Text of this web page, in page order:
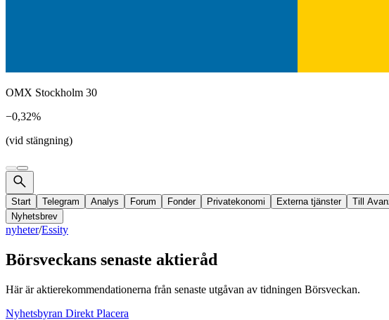
OMX Stockholm 30
−0,32%
(vid stängning)
Start Telegram Analys Forum Fonder Privatekonomi Externa tjänster
Till
Nyhetsbrev
nyheter/Essity
Börsveckans senaste aktieråd
Här är aktierekommendationerna från senaste utgåvan av tidningen Börsveckan.
Nyhetsbyran Direkt Placera